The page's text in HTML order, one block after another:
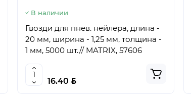
В наличии
Гвозди для пнев. нейлера, длина -
20 мм, ширина - 1,25 мм, толщина -
1 мм, 5000 шт.// MATRIX, 57606
16.40 BYN